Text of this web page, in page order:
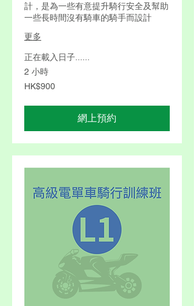
計，是為一些有意提升騎行安全及幫助
一些長時間沒有騎車的騎手而設計
更多
正在載入日子......
2 小時
900
港
HK$900
網上預約